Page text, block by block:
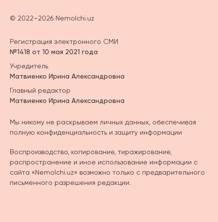
© 2022–2026 Nemolchi.uz
Регистрация электронного СМИ
№1418 от 10 мая 2021 года
Учредитель
Матвиенко Ирина Александровна
Главный редактор
Матвиенко Ирина Александровна
Мы никому не раскрываем личных данных, обеспечивая
полную конфиденциальность и защиту информации
Воспроизводство, копирование, тиражирование,
распространение и иное использование информации с
сайта «Nemolchi.uz» возможно только с предварительного
письменного разрешения редакции.